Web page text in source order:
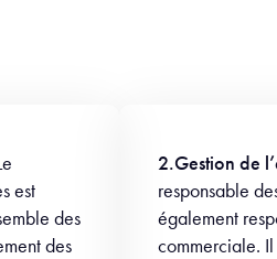
est
des
des
2.Gestion de
responsable
également
commerciale.